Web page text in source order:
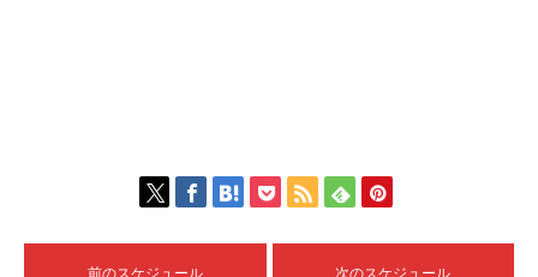
前のスケジュール 次のスケジュール